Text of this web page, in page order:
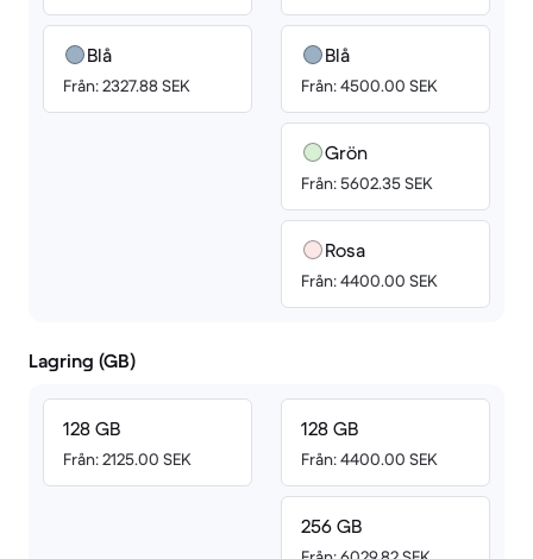
Blå
Från: 2327.88 SEK
Blå
Från: 4500.00 SEK
Grön
Från: 5602.35 SEK
Rosa
Från: 4400.00 SEK
Lagring (GB)
128 GB
Från: 2125.00 SEK
128 GB
Från: 4400.00 SEK
256 GB